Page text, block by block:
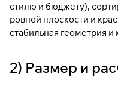
стилю и бюджету),
ровной плоскости и
стабильная геометрия
2) Размер и